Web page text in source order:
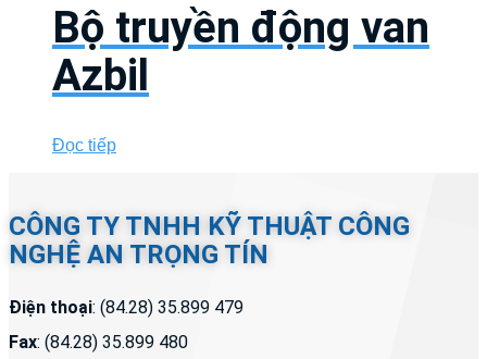
Bộ truyền động van
Azbil
Đọc tiếp
CÔNG TY TNHH KỸ THUẬT CÔNG
NGHỆ AN TRỌNG TÍN
Điện thoại: (84.28) 35.899 479
Fax: (84.28) 35.899 480